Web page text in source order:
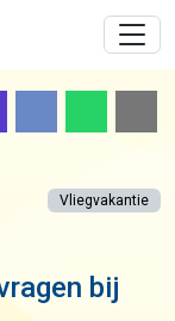
Vliegvakantie
bij